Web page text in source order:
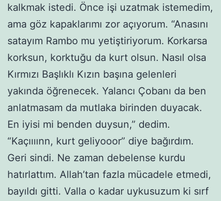
kalkmak istedi. Önce işi uzatmak istemedim,
ama göz kapaklarımı zor açıyorum. “Anasını
satayım Rambo mu yetiştiriyorum. Korkarsa
korksun, korktuğu da kurt olsun. Nasıl olsa
Kırmızı Başlıklı Kızın başına gelenleri
yakında öğrenecek. Yalancı Çobanı da ben
anlatmasam da mutlaka birinden duyacak.
En iyisi mi benden duysun,” dedim.
“Kaçıııınn, kurt geliyooor” diye bağırdım.
Geri sindi. Ne zaman debelense kurdu
hatırlattım. Allah’tan fazla mücadele etmedi,
bayıldı gitti. Valla o kadar uykusuzum ki sırf